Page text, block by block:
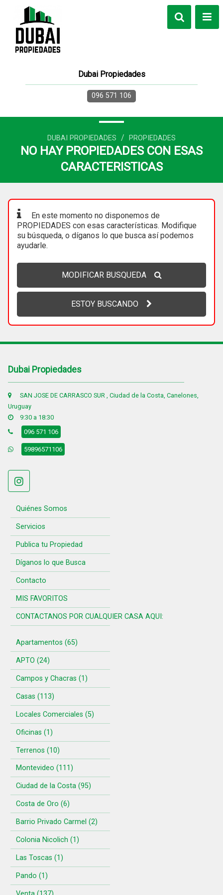
Dubai Propiedades
096 571 106
DUBAI PROPIEDADES / PROPIEDADES
NO HAY PROPIEDADES CON ESAS
CARACTERISTICAS
En este momento no disponemos de
PROPIEDADES con esas características. Modifique
su búsqueda, o díganos lo que busca así podemos
ayudarle.
MODIFICAR BUSQUEDA
ESTOY BUSCANDO
Dubai Propiedades
SAN JOSE DE CARRASCO SUR , Ciudad de la Costa, Canelones,
Uruguay
9:30 a 18:30
096 571 106
59896571106
Quiénes Somos
Servicios
Publica tu Propiedad
Díganos lo que Busca
Contacto
MIS FAVORITOS
CONTACTANOS POR CUALQUIER CASA AQUI:
Apartamentos (65)
APTO (24)
Campos y Chacras (1)
Casas (113)
Locales Comerciales (5)
Oficinas (1)
Terrenos (10)
Montevideo (111)
Ciudad de la Costa (95)
Costa de Oro (6)
Barrio Privado Carmel (2)
Colonia Nicolich (1)
Las Toscas (1)
Pando (1)